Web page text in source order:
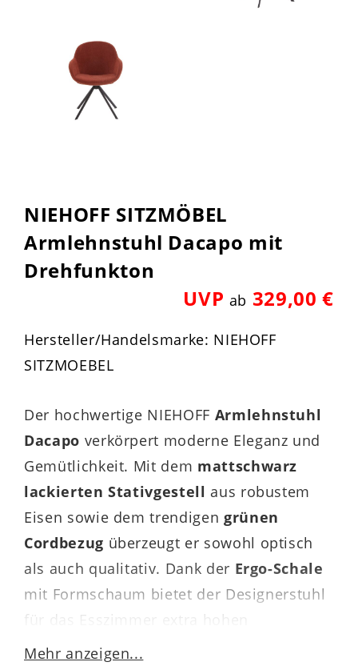
NIEHOFF SITZMÖBEL
Armlehnstuhl Dacapo mit
Drehfunkton
UVP ab 329,00 €
Hersteller/Handelsmarke: NIEHOFF
SITZMOEBEL
Der hochwertige NIEHOFF Armlehnstuhl
Dacapo verkörpert moderne Eleganz und
Gemütlichkeit. Mit dem mattschwarz
lackierten Stativgestell aus robustem
Eisen sowie dem trendigen grünen
Cordbezug überzeugt er sowohl optisch
als auch qualitativ. Dank der Ergo-Schale
mit Formschaum bietet der Designerstuhl
für das Esszimmer extra hohen
Sitzkomfort.
Mehr anzeigen...